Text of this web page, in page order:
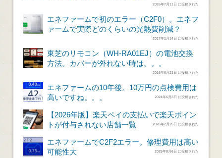
2026年7月11日 に投稿された
エネファームで初のエラー（C2F0）。エネフ
ァームで実際どのくらいの光熱費削減？
2017年1月14日 に投稿された
東芝のリモコン（WH-RA01EJ）の電池交換
方法。カバーが外れない時は。。。
2016年6月21日 に投稿された
エネファームの10年後。10万円の点検費用は
高いですね。。。
2024年6月3日 に投稿された
【2026年版】楽天ペイの支払いで楽天ポイン
トが付与されない店舗一覧
2026年2月25日 に投稿された
エネファームでC2F2エラー。修理費用は高い
可能性大
2025年8月6日 に投稿された